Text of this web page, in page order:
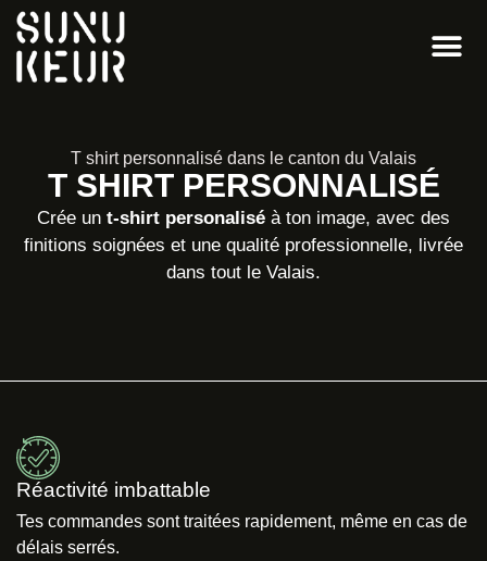
T shirt personnalisé dans le canton du Valais
T SHIRT PERSONNALISÉ
Crée un t-shirt personalisé à ton image, avec des
finitions soignées et une qualité professionnelle, livrée
dans tout le Valais.
Réactivité imbattable
Tes commandes sont traitées rapidement, même en cas de
délais serrés.